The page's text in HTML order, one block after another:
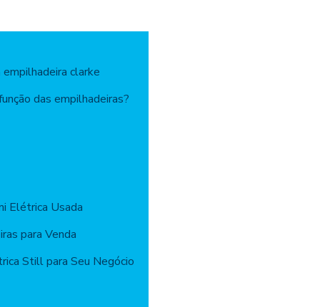
clarke
das empilhadeiras?
Elétrica Usada
para Venda
Still para Seu Negócio